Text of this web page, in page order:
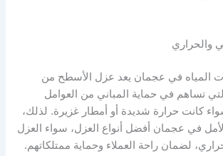
والحراري
المياه في عجمان يعد عزل الأسطح من
تساهم في حماية المباني من العوامل
سواء كانت حرارة شديدة أو أمطار غزيرة. لذلك،
في عجمان أفضل أنواع العزل، سواء العزل
لضمان راحة العملاء وحماية ممتلكاتهم.